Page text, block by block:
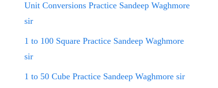
Unit Conversions Practice Sandeep Waghmore
sir
1 to 100 Square Practice Sandeep Waghmore
sir
1 to 50 Cube Practice Sandeep Waghmore sir